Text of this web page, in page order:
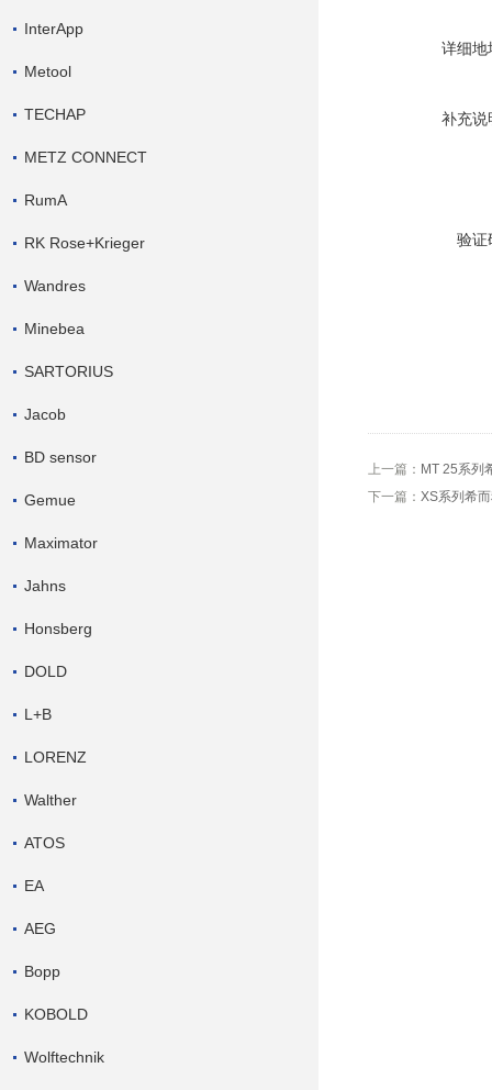
InterApp
Metool
TECHAP
METZ CONNECT
RumA
RK Rose+Krieger
Wandres
Minebea
SARTORIUS
Jacob
BD sensor
Gemue
Maximator
Jahns
Honsberg
DOLD
L+B
LORENZ
Walther
ATOS
EA
AEG
Bopp
KOBOLD
Wolftechnik
详细地
补充说
验证
上一篇： MT 25系列
下一篇： XS系列希